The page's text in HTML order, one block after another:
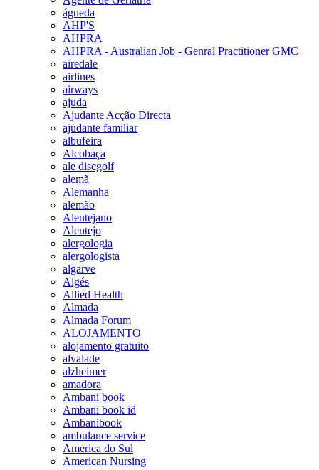
águeda
AHP'S
AHPRA
AHPRA - Australian Job - Genral Practitioner GMC
airedale
airlines
airways
ajuda
Ajudante Acção Directa
ajudante familiar
albufeira
Alcobaça
ale discgolf
alemã
Alemanha
alemão
Alentejano
Alentejo
alergologia
alergologista
algarve
Algés
Allied Health
Almada
Almada Forum
ALOJAMENTO
alojamento gratuito
alvalade
alzheimer
amadora
Ambani book
Ambani book id
Ambanibook
ambulance service
America do Sul
American Nursing